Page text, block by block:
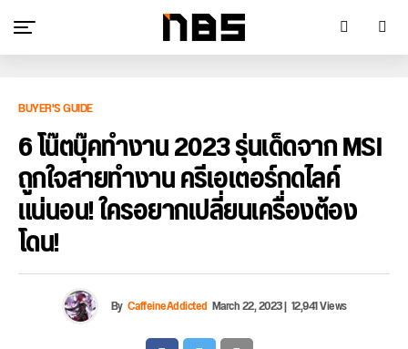
BUYER'S GUIDE
6 โน๊ตบุ๊คทำงาน 2023 รุ่นเด็ดจาก MSI
ถูกใจสายทำงาน ครีเอเตอร์กดไลค์
แน่นอน! ใครอยากเปลี่ยนเครื่องต้อง
โดน!
By CaffeineAddicted March 22, 2023| 12,941 Views